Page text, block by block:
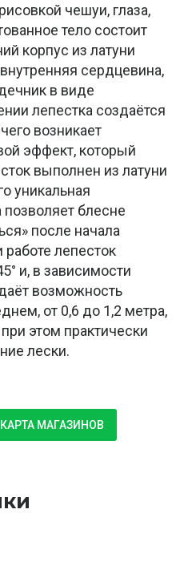
чешуи, глаза,
тело состоит
корпус из латуни
сердцевина,
в виде
лепестка создаётся
возникает
эффект, который
выполнен из латуни
уникальная
блесне
после начала
лепесток
и, в зависимости
возможность
от 0,6 до 1,2 метра,
этом практически
лески.
КАРТА МАГАЗИНОВ